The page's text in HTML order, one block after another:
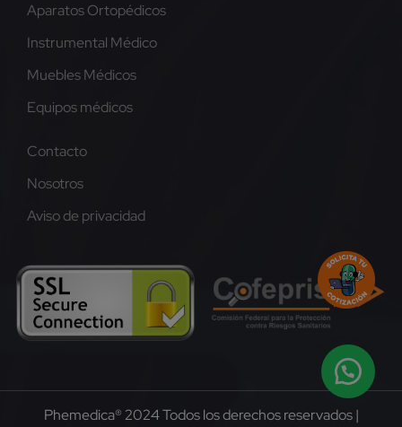
Aparatos Ortopédicos
Instrumental Médico
Muebles Médicos
Equipos médicos
Contacto
Nosotros
Aviso de privacidad
Phemedica® 2024 Todos los derechos reservados |